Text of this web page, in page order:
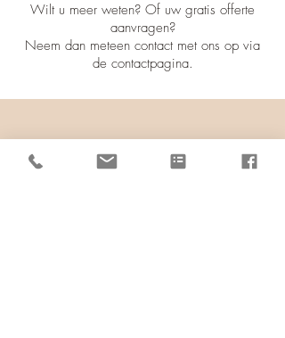
Wilt u meer weten? Of uw gratis offerte
aanvragen?
Neem dan meteen contact met ons op via
de contactpagina.
"The true work of art is but a